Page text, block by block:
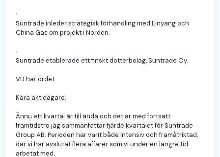
·
Suntrade inleder strategisk förhandling med Linyang och
China Gas om projekt i Norden.
·
Suntrade etablerade ett finskt dotterbolag, Suntrade Oy.
VD har ordet
Kära aktieägare,
Ännu ett kvartal är till ända och det är med fortsatt
framtidstro jag sammanfattar fjärde kvartalet för Suntrade
Group AB. Perioden har varit både intensiv och framåtriktad,
där vi har avslutat flera affärer som vi under en längre tid
arbetat med.